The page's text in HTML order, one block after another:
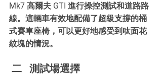
Mk7 高爾夫 GTI 進行操控測試和道路路
線。這輛車有效地配備了超級支撐的桶
式賽車座椅，可以更好地感受到呔面花
紋塊的情況。
二	測試場選擇